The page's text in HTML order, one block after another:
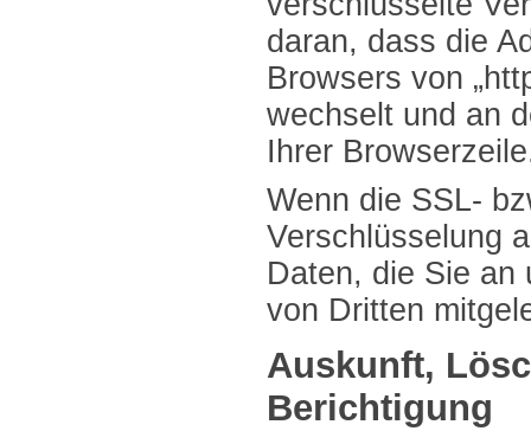
daran, dass die
Browsers von
wechselt und an
Ihrer
Wenn die SSL-
Verschlüsselung
Daten, die Sie an
von Dritten
Auskunft,
Berichtigung